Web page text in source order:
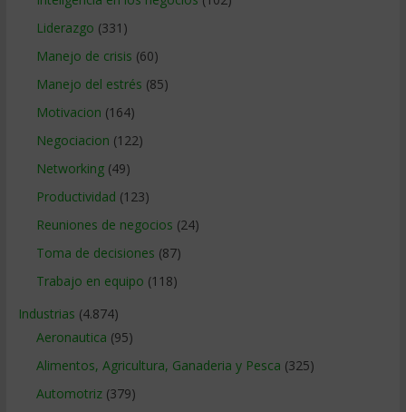
Liderazgo (331)
Manejo de crisis (60)
Manejo del estrés (85)
Motivacion (164)
Negociacion (122)
Networking(49)
Productividad (123)
Reuniones de negocios (24)
Toma de decisiones (87)
Trabajo en equipo (118)
Industrias (4.874)
Aeronautica (95)
Alimentos, Agricultura, Ganaderia y Pesca (325)
Automotriz(379)